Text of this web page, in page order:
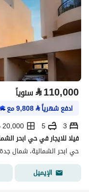
⃁110,000 سنوياً
ادفع شهرياً⃁
9,808مع
3
5
20,000 م2
فيلا للايجار في حي ابحر
حي ابحر الشمالية، شمال
الإيميل